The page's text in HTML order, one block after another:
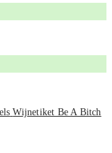
Wijnetiket Be A Bitch